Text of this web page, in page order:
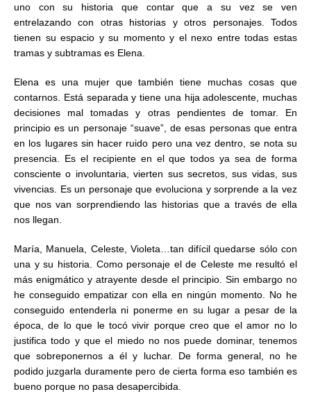
uno con su historia que contar que a su vez se ven
entrelazando con otras historias y otros personajes. Todos
tienen su espacio y su momento y el nexo entre todas estas
tramas y subtramas es Elena.
Elena es una mujer que también tiene muchas cosas que
contarnos. Está separada y tiene una hija adolescente, muchas
decisiones mal tomadas y otras pendientes de tomar. En
principio es un personaje “suave”, de esas personas que entra
en los lugares sin hacer ruido pero una vez dentro, se nota su
presencia. Es el recipiente en el que todos ya sea de forma
consciente o involuntaria, vierten sus secretos, sus vidas, sus
vivencias. Es un personaje que evoluciona y sorprende a la vez
que nos van sorprendiendo las historias que a través de ella
nos llegan.
María, Manuela, Celeste, Violeta…tan difícil quedarse sólo con
una y su historia. Como personaje el de Celeste me resultó el
más enigmático y atrayente desde el principio. Sin embargo no
he conseguido empatizar con ella en ningún momento. No he
conseguido entenderla ni ponerme en su lugar a pesar de la
época, de lo que le tocó vivir porque creo que el amor no lo
justifica todo y que el miedo no nos puede dominar, tenemos
que sobreponernos a él y luchar. De forma general, no he
podido juzgarla duramente pero de cierta forma eso también es
bueno porque no pasa desapercibida.